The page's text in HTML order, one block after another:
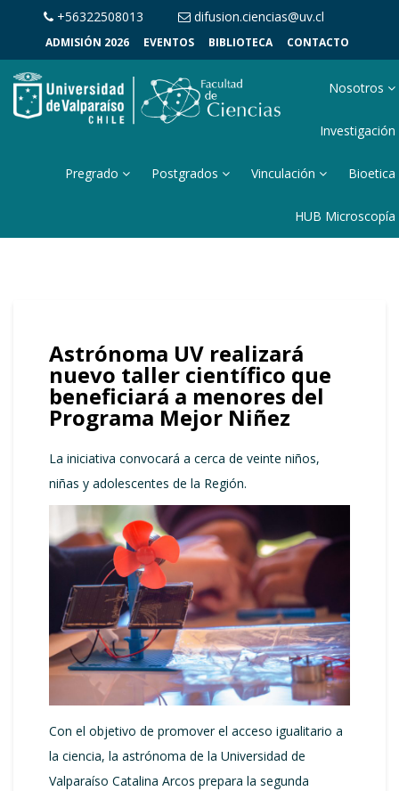
+56322508013 difusion.ciencias@uv.cl
ADMISIÓN 2026 EVENTOS BIBLIOTECA CONTACTO
Nosotros
Investigación
Pregrado Postgrados Vinculación Bioetica
HUB Microscopía
Astrónoma UV realizará
nuevo taller científico que
beneficiará a menores del
Programa Mejor Niñez
La iniciativa convocará a cerca de veinte niños,
niñas y adolescentes de la Región.
Con el objetivo de promover el acceso igualitario a
la ciencia, la astrónoma de la Universidad de
Valparaíso Catalina Arcos prepara la segunda